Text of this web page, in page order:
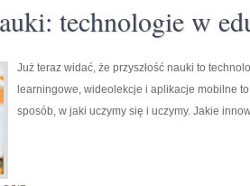
technologie w
Już teraz widać, że przyszłość nauki to
learningowe, wideolekcje i aplikacje mobilne
sposób, w jaki uczymy się i uczymy. Jakie